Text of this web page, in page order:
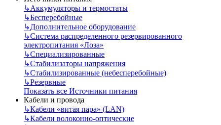
↳Аккумуляторы и термостаты
↳Бесперебойные
↳Дополнительное оборудование
↳Система распределенного резервированного
электропитания «Лоза»
↳Специализированные
↳Стабилизаторы напряжения
↳Стабилизированные (небесперебойные)
↳Резервные
Показать все Источники питания
Кабели и провода
↳Кабели «витая пара» (LAN)
↳Кабели волоконно-оптические